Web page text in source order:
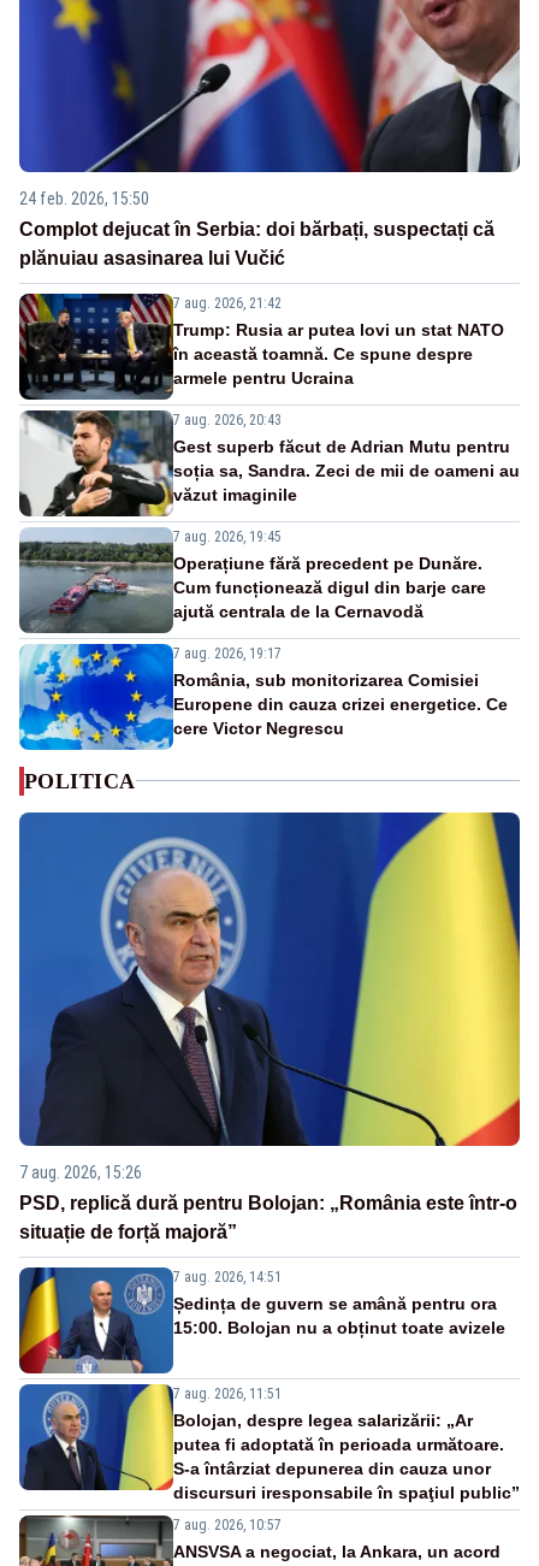
24 feb. 2026, 15:50
Complot dejucat în Serbia: doi bărbați, suspectați că
plănuiau asasinarea lui Vučić
7 aug. 2026, 21:42
Trump: Rusia ar putea lovi un stat NATO
în această toamnă. Ce spune despre
armele pentru Ucraina
7 aug. 2026, 20:43
Gest superb făcut de Adrian Mutu pentru
soția sa, Sandra. Zeci de mii de oameni au
văzut imaginile
7 aug. 2026, 19:45
Operațiune fără precedent pe Dunăre.
Cum funcționează digul din barje care
ajută centrala de la Cernavodă
7 aug. 2026, 19:17
România, sub monitorizarea Comisiei
Europene din cauza crizei energetice. Ce
cere Victor Negrescu
POLITICA
7 aug. 2026, 15:26
PSD, replică dură pentru Bolojan: „România este într-o
situație de forță majoră”
7 aug. 2026, 14:51
Ședința de guvern se amână pentru ora
15:00. Bolojan nu a obținut toate avizele
7 aug. 2026, 11:51
Bolojan, despre legea salarizării: „Ar
putea fi adoptată în perioada următoare.
S-a întârziat depunerea din cauza unor
discursuri iresponsabile în spaţiul public”
7 aug. 2026, 10:57
ANSVSA a negociat, la Ankara, un acord